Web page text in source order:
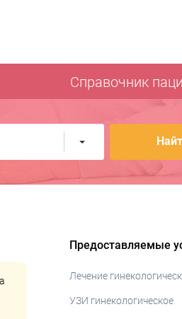
Справочник
Предоставляемые
Лечение
УЗИ гинекологическое